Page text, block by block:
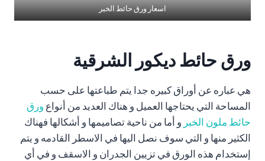
اسعار ورق حائط الخبر
ورق حائط ديكور الشرقية
هي عباره عن أوراق كبيره جدا يتم طباعتها على حسب
المساحة التي يحتاجها العميل و هناك العديد من أنواع ورق
حائط ملون الخبر و أما من ناحية تصاميمها و أشكالها فهناك
الكثير منها و التي سوف نصل اليها في الاسطر القادمه و يتم
إستخدام هذه الورق في تزيين الجدران و الاسقف و في أي